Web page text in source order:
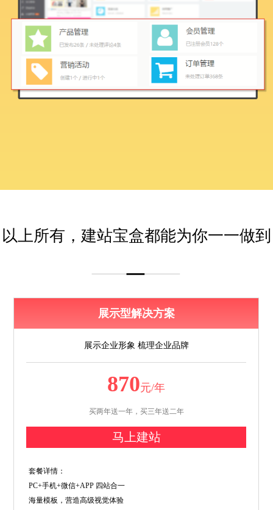
以上所有，建站宝盒都能为你一一做到
展示型解决方案
展示企业形象 梳理企业品牌
870元/年
买两年送一年，买三年送二年
马上建站
套餐详情：
PC+手机+微信+APP 四站合一
海量模板，营造高级视觉体验